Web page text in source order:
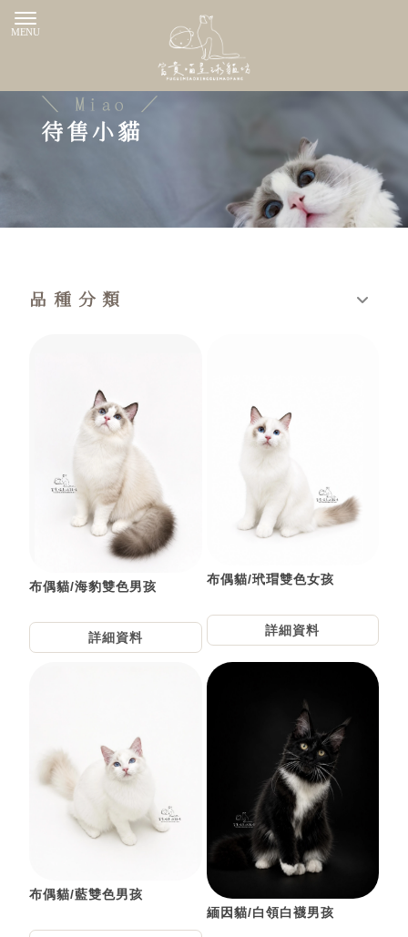
待售小貓
品種分類
布偶貓/海豹雙色男孩
詳細資料
布偶貓/玳瑁雙色女孩
詳細資料
布偶貓/藍雙色男孩
緬因貓/白領白襪男孩